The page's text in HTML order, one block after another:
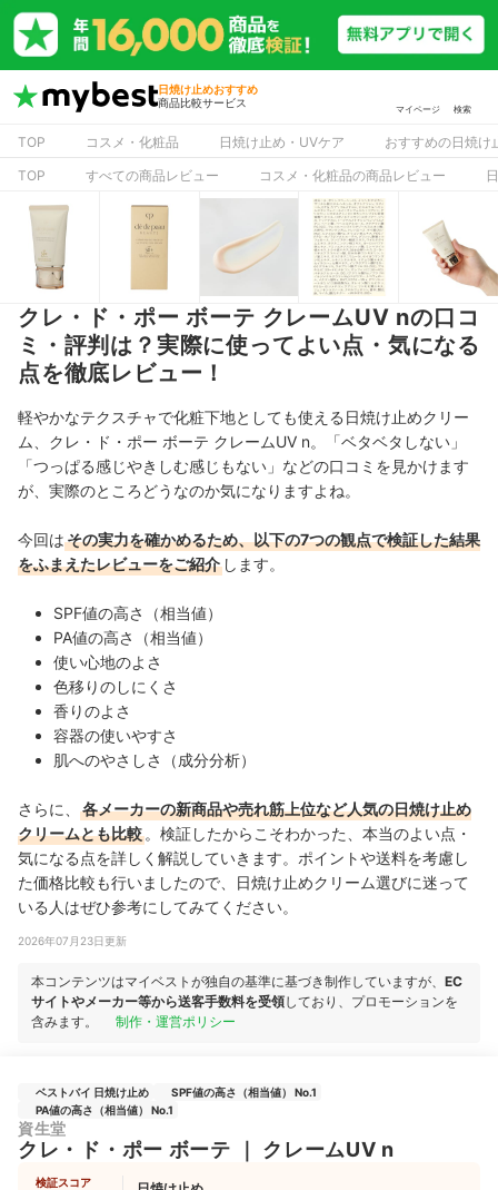
日焼け止めおすすめ
商品比較サービス
マイページ 検索
TOP コスメ・化粧品 日焼け止め・UVケア
おすすめの日焼け
TOP
すべての商品レビュー コスメ・化粧品の商品レビュー
クレ・ド・ポー ボーテ クレームUV nの口コ
ミ・評判は？実際に使ってよい点・気になる
点を徹底レビュー！
軽やかなテクスチャで化粧下地としても使える日焼け止めクリー
ム、クレ・ド・ポー ボーテ クレームUV n。「ベタベタしない」
「つっぱる感じやきしむ感じもない」などの口コミを見かけます
が、実際のところどうなのか気になりますよね。
今回はその実力を確かめるため、以下の7つの観点で検証した結果
をふまえたレビューをご紹介 します。
SPF値の高さ（相当値）
PA値の高さ（相当値）
使い心地のよさ
色移りのしにくさ
香りのよさ
容器の使いやすさ
肌へのやさしさ（成分分析）
さらに、
各メーカーの新商品や売れ筋上位など人気の日焼け止め
クリームとも比較 。検証したからこそわかった、本当のよい点・
気になる点を詳しく解説していきます。ポイントや送料を考慮し
た価格比較も行いましたので、日焼け止めクリーム選びに迷って
いる人はぜひ参考にしてみてください。
2026年07月23日更新
本コンテンツはマイベストが独自の基準に基づき制作していますが、 EC
サイトやメーカー等から送客手数料を受領しており、プロモーションを
含みます。
制作・運営ポリシー
ベストバイ 日焼け止め
SPF値の高さ（相当値） No.1
PA値の高さ（相当値） No.1
資生堂
クレ・ド・ポー ボーテ クレームUV n
検証スコア